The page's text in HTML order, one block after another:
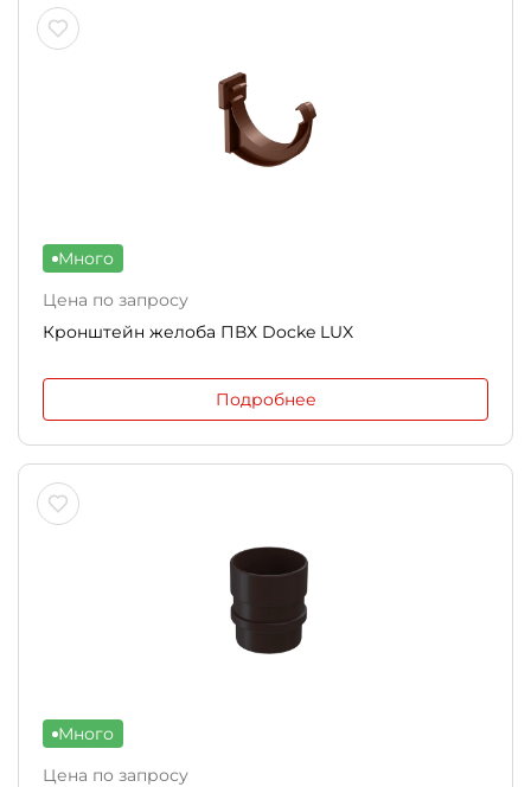
Много
Цена по запросу
Кронштейн желоба ПВХ Docke LUX
Подробнее
Много
Цена по запросу